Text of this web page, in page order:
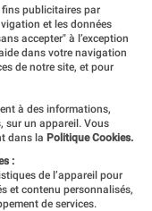
Les plus
Les
2026
fins publicitaires par
et les données
accepter" à l’exception
dans votre navigation
de notre site, et pour
à des informations,
sur un appareil. Vous
dans la Politique Cookies.
:
de l’appareil pour
et contenu personnalisés,
de services.